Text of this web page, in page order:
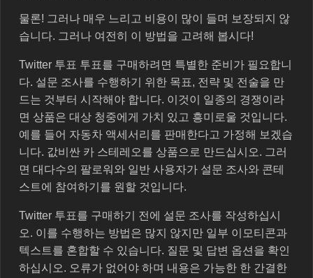
물론! 그러나 매우 느리고 비용이 많이 들며 보장되지 않
습니다. 그러나 여전히 이 방법을 고려해 봅시다!
Twitter 투표 투표를 구매하려면 특별한 준비가 필요합니
다. 설문 조사를 수행하기 위한 목표, 전략 및 전술을 만
드는 것부터 시작해야 합니다. 이것이 일종의 경쟁이라
면 상품은 대상 청중에게 가치 있고 흥미로울 것입니다.
예를 들어 자동차 액세서리를 판매한다고 가정해 보겠습
니다. 값비싼 카 스테레오를 상품으로 만드십시오. 그러
면 대다수의 팔로워와 일반 사용자가 설문 조사와 콘테
스트에 참여하기를 원할 것입니다.
Twitter 투표를 구매하기 전에 설문 조사를 작성하십시
오. 이를 수행하는 방법은 많지 않지만 일부 이모티콘과
텍스트를 혼합할 수 있습니다. 질문 및 답변 옵션을 확인
하십시오. 오류가 없어야 하며 내용은 가능한 한 간결한